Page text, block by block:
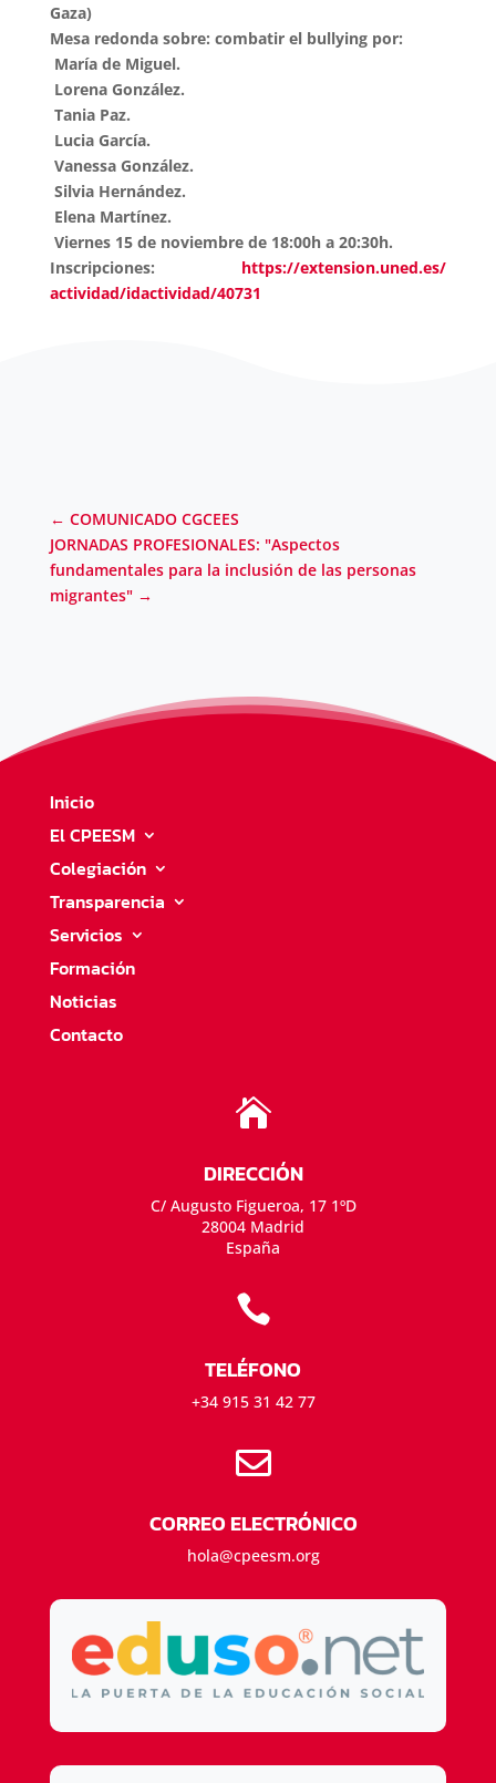
Gaza)
Mesa redonda sobre: combatir el bullying por:
María de Miguel.
Lorena González.
Tania Paz.
Lucia García.
Vanessa González.
Silvia Hernández.
Elena Martínez.
Viernes 15 de noviembre de 18:00h a 20:30h.
Inscripciones: https://extension.uned.es/
actividad/idactividad/40731
← COMUNICADO CGCEES
JORNADAS PROFESIONALES: "Aspectos
fundamentales para la inclusión de las personas
migrantes"→
Inicio
El CPEESM
Colegiación
Transparencia
Servicios
Formación
Noticias
Contacto

DIRECCIÓN
C/ Augusto Figueroa, 17 1ºD
28004 Madrid
España

TELÉFONO
+34 915 31 42 77

CORREO ELECTRÓNICO
hola@cpeesm.org